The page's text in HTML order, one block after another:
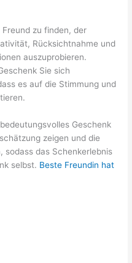
zu finden, der
Rücksichtnahme und
auszuprobieren.
Sie sich
es auf die Stimmung und
Geschenk
zeigen und die
sodass das Schenkerlebnis
selbst. Beste Freundin hat